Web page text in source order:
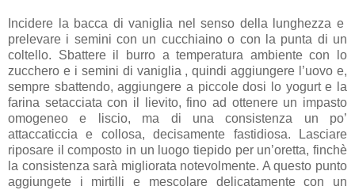
Incidere la bacca di vaniglia nel senso della lunghezza e
prelevare i semini con un cucchiaino o con la punta di un
coltello. Sbattere il burro a temperatura ambiente con lo
zucchero e i semini di vaniglia , quindi aggiungere l’uovo e,
sempre sbattendo, aggiungere a piccole dosi lo yogurt e la
farina setacciata con il lievito, fino ad ottenere un impasto
omogeneo e liscio, ma di una consistenza un po’
attaccaticcia e collosa, decisamente fastidiosa. Lasciare
riposare il composto in un luogo tiepido per un’oretta, finchè
la consistenza sarà migliorata notevolmente. A questo punto
aggiungete i mirtilli e mescolare delicatamente con un